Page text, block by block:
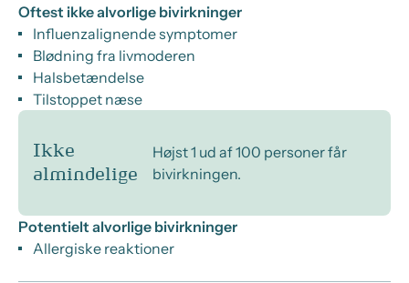
Oftest ikke alvorlige bivirkninger
Influenzalignende symptomer
Blødning fra livmoderen
Halsbetændelse
Tilstoppet næse
Ikke
almindelige
Højst 1 ud af 100 personer får
bivirkningen.
Potentielt alvorlige bivirkninger
Allergiske reaktioner